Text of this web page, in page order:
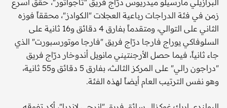
البرازيلي مارسيلو ميدريوس درّاج فريق "تاجواتور"، حقق أسرع
زمن في فئة الدراجات رباعية العجلات "الكوادز"، محققاً فوزه
الثاني على التوالي، ومتقدماً بفارق 4 دقائق و16 ثانية على
السلوفاكي يوراج فارجا درّاج فريق "فارجا موتورسبورت" الذي
جاء ثانياً، فيما حصل الأرجنتيني مانويل أندوخار درّاج فريق
"دراجون رالي" على المركز الثالث، بفارق 5 دقائق و55 ثانية،
وهو نفس الترتيب العام أيضاً لهذه الفئة.